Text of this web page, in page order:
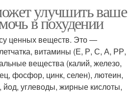
улучшить ваше
в похудении
ценных веществ. Это ―
витамины (Е, Р, С, А, РР,
вещества (калий, железо,
фосфор, цинк, селен), лютеин,
йод, углеводы, жирные кислоты,